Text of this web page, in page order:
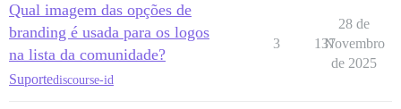
Qual imagem das opções de
branding é usada para os logos
na lista da comunidade?
Suportediscourse-id
3 137
28 de
Novembro
de 2025